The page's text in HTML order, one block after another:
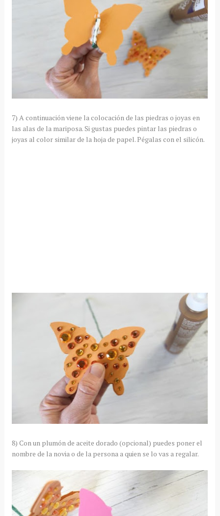
7) A continuación viene la colocación de las piedras o joyas en
las alas de la mariposa. Si gustas puedes pintar las piedras o
joyas al color similar de la hoja de papel. Pégalas con el silicón.
8) Con un plumón de aceite dorado (opcional) puedes poner el
nombre de la novia o de la persona a quien se lo vas a regalar.